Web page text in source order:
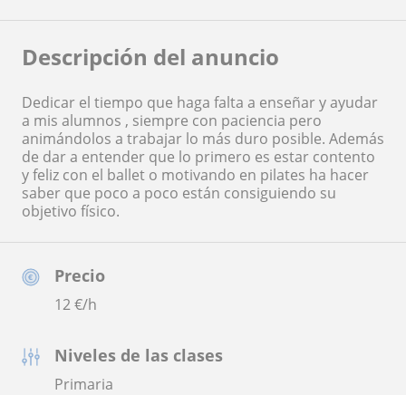
Precio
12€/h
Niveles de las clases
Primaria
Descripción del anuncio
Dedicar el tiempo que haga falta a enseñar y ayudar
a mis alumnos , siempre con paciencia pero
animándolos a trabajar lo más duro posible. Además
de dar a entender que lo primero es estar contento
y feliz con el ballet o motivando en pilates ha hacer
saber que poco a poco están consiguiendo su
objetivo físico.